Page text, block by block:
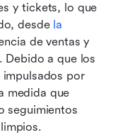
y tickets, lo que
desde la
de ventas y
Debido a que los
por
medida que
seguimientos